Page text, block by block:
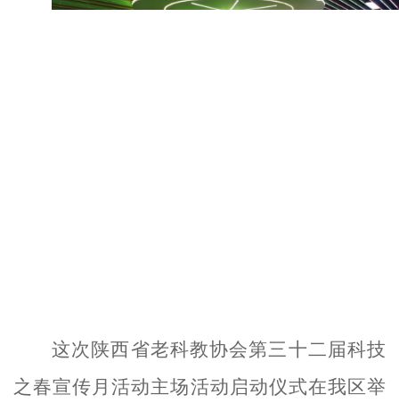
这次 陕西省老科教协会第三十二届科技
之春宣传月活动主场活动启动仪式在我 区举